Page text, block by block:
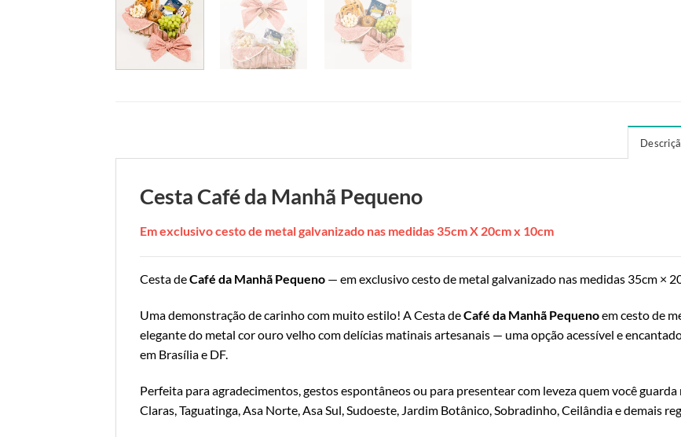
Cesta Café da Manhã Pequeno
Em exclusivo cesto de metal galvanizado nas medidas 35cm X 20cm x 10cm
Cesta deCafé da Manhã Pequeno — em exclusivo cesto de metal galvanizado nas medidas 35cm ×
Uma demonstração de carinho com muito estilo! A Cesta deCafé da Manhã Pequenoem cesto de
elegante do metal cor ouro velho com delícias matinais artesanais — uma opção acessível e
em Brasília e DF.
Perfeita para agradecimentos, gestos espontâneos ou para presentear com leveza quem você
Claras, Taguatinga, Asa Norte, Asa Sul, Sudoeste, Jardim Botânico, Sobradinho, Ceilândia e demais